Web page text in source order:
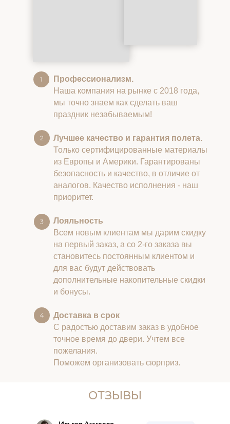
Профессионализм.
Наша компания на рынке с 2018 года,
мы точно знаем как сделать ваш
праздник незабываемым!
Лучшее качество и гарантия полета.
Только сертифицированные материалы
из Европы и Америки. Гарантированы
безопасность и качество, в отличие от
аналогов. Качество исполнения - наш
приоритет.
Лояльность
Всем новым клиентам мы дарим скидку
на первый заказ, а со 2-го заказа вы
становитесь постоянным клиентом и
для вас будут действовать
дополнительные накопительные скидки
и бонусы.
Доставка в срок
С радостью доставим заказ в удобное
точное время до двери. Учтем все
пожелания.
Поможем организовать сюрприз.
ОТЗЫВЫ